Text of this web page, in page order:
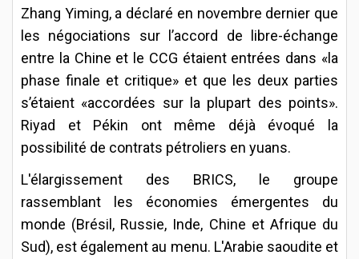
Zhang Yiming, a déclaré en novembre dernier que
les négociations sur l’accord de libre-échange
entre la Chine et le CCG étaient entrées dans «la
phase finale et critique» et que les deux parties
s’étaient «accordées sur la plupart des points».
Riyad et Pékin ont même déjà évoqué la
possibilité de contrats pétroliers en yuans.
L'élargissement des BRICS, le groupe
rassemblant les économies émergentes du
monde (Brésil, Russie, Inde, Chine et Afrique du
Sud), est également au menu. L'Arabie saoudite et